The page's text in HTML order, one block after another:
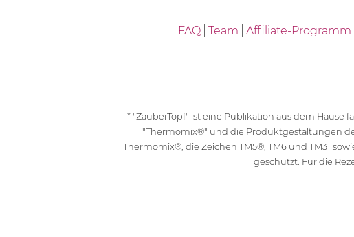
FAQ Team Affiliate-Programm
* "ZauberTopf" ist eine Publikation aus dem
"Thermomix®" und die Produktgestaltungen
Thermomix®, die Zeichen TM5®, TM6 und TM31
geschützt. Für die